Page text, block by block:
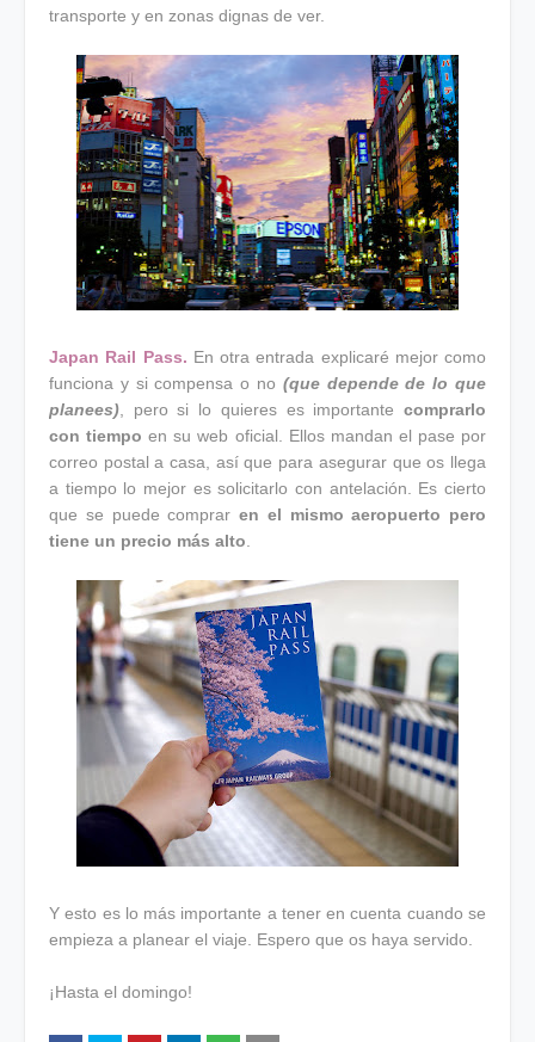
transporte y en zonas dignas de ver.
Japan Rail Pass. En otra entrada explicaré mejor como
funciona y si compensa o no (que depende de lo que
planees) , pero si lo quieres es importante comprarlo
con tiempo en su web oficial. Ellos mandan el pase por
correo postal a casa, así que para asegurar que os llega
a tiempo lo mejor es solicitarlo con antelación. Es cierto
que se puede comprar en el mismo aeropuerto pero
tiene un precio más alto
Y esto es lo más importante a tener en cuenta cuando se
empieza a planear el viaje. Espero que os haya servido.
¡Hasta el domingo!